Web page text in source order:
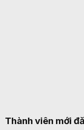
Thành viên mới